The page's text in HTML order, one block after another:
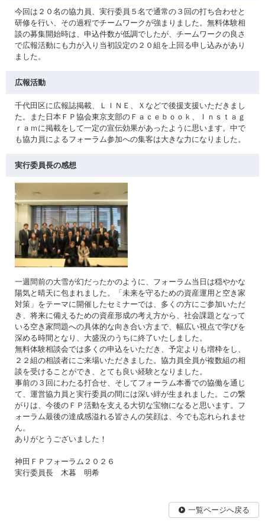
今回は２０名の協力員、実行委員５名で通常の３回の打ち合わせと
研修を行い、その過程でチームワークが強まりました。無料体験相
談の募集開始時は、申込件数が低調でしたが、チームワークの良さ
で広報活動にも力が入り当初設定の２０組を上回る申し込みがあり
ました。
広報活動
千代田区に広報誌掲載、ＬＩＮＥ、Ｘなどで後援支援いただきまし
た。また日本ＦＰ協会東京支部のＦａｃｅｂｏｏｋ、Ｉｎｓｔａｇ
ｒａｍに掲載をして一定の宣伝効果があったように思います。中で
も協力員によるフォーラム参加への集客は大きな力になりました。
実行委員長の感想
一週間前の大雪が幻だったかのように、フォーラム当日は穏やかな
陽気と晴天に包まれました。「未来を守るための資産運用と空き家
対策」をテーマに開催したセミナーでは、多くの方にご参加いただ
き、将来に備えるための資産形成の考え方から、社会課題となって
いる空き家問題への具体的な向き合い方まで、幅広い視点で学びを
深める時間となり、大盛況のうちに終了いたしました。
無料体験相談会では多くの申込をいただき、予定よりも増枠をし、
２２組の相談者にご来場いただきました。協力員全員が複数組の相
談を受けることができ、とても良い経験となりました。
事前の３回にわたる打合せ、そしてフォーラム本番での協働を通じ
て、運営協力員と実行委員の間には深い絆が生まれました。この繋
がりは、今後のＦＰ活動を支える大切な宝物になると思います。フ
ォーラム最後の達成感溢れる皆さんの笑顔は、今でも忘れられませ
ん。
ありがとうございました！
神田ＦＰフォーラム２０２６
実行委員長 木暮 明希
一覧ページへ戻る